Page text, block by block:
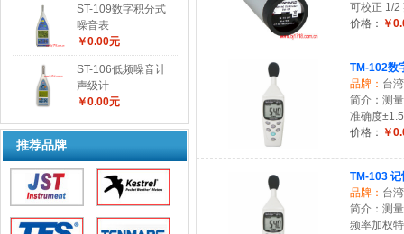
ST-109数字积分式
噪音表
￥0.00元
ST-106低频噪音计
声级计
￥0.00元
推荐品牌
可校正 1/2
价格： ￥
TM-102数
品牌： 台
简介：测
准确度
价格： ￥
TM-103
品牌： 台
简介：测
频率加权